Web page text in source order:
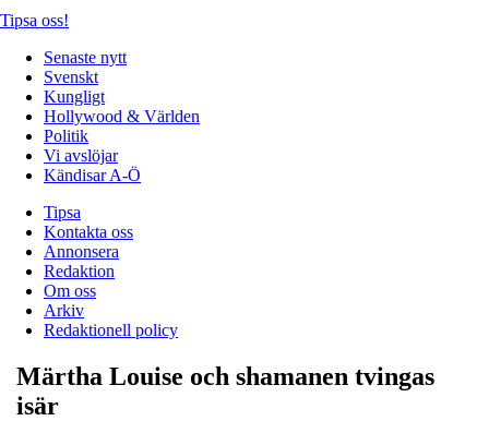
Tipsa oss!
Senaste nytt
Svenskt
Kungligt
Hollywood & Världen
Politik
Vi avslöjar
Kändisar A-Ö
Tipsa
Kontakta oss
Annonsera
Redaktion
Om oss
Arkiv
Redaktionell policy
Märtha Louise och shamanen tvingas
isär